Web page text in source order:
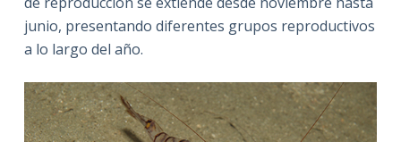
junio, presentando diferentes grupos reproductivos
a lo largo del año.